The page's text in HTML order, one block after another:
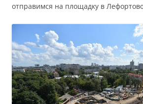
отправимся на площадку в